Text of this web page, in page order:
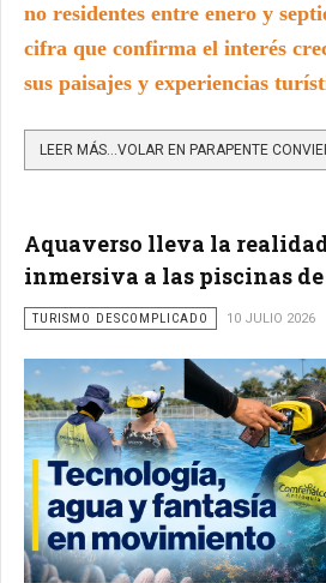
no residentes entre enero y
cifra que confirma el interés
sus paisajes y experiencias
Aquaverso lleva la
inmersiva a las piscinas
TURISMO DESCOMPLICADO 10 JULIO 2026